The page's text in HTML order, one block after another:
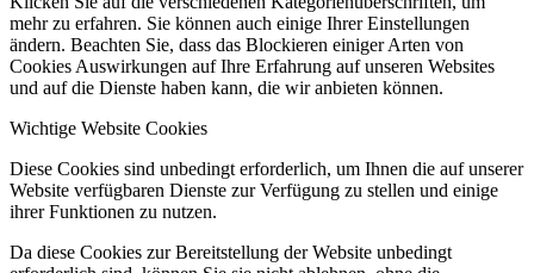
mehr zu erfahren. Sie können auch einige Ihrer Einstellungen
ändern. Beachten Sie, dass das Blockieren einiger Arten von
Cookies Auswirkungen auf Ihre Erfahrung auf unseren Websites
und auf die Dienste haben kann, die wir anbieten können.
Wichtige Website Cookies
Diese Cookies sind unbedingt erforderlich, um Ihnen die auf unserer
Website verfügbaren Dienste zur Verfügung zu stellen und einige
ihrer Funktionen zu nutzen.
Da diese Cookies zur Bereitstellung der Website unbedingt